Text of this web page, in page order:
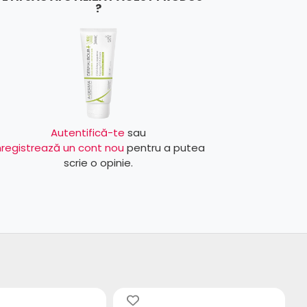
?
Autentifică-te sau
un cont nou pentru a putea
scrie o opinie.